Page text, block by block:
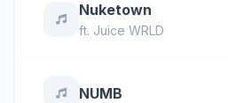
Nuketown
ft. Juice WRLD
NUMB